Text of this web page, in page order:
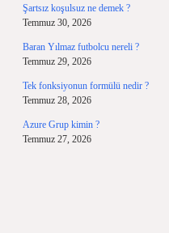
Şartsız koşulsuz ne demek ?
Temmuz 30, 2026
Baran Yılmaz futbolcu nereli ?
Temmuz 29, 2026
Tek fonksiyonun formülü nedir ?
Temmuz 28, 2026
Azure Grup kimin ?
Temmuz 27, 2026